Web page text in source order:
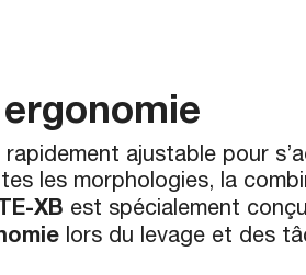
ajustable pour
les morphologies, la
XB est spécialement
lors du levage et des